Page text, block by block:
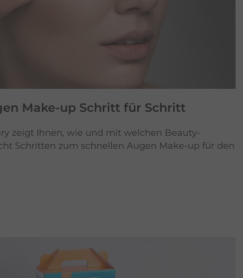
Make-up Schritt für Schritt
zeigt Ihnen, wie und mit welchen Beauty-
Schritten zum schnellen Augen Make-up für den